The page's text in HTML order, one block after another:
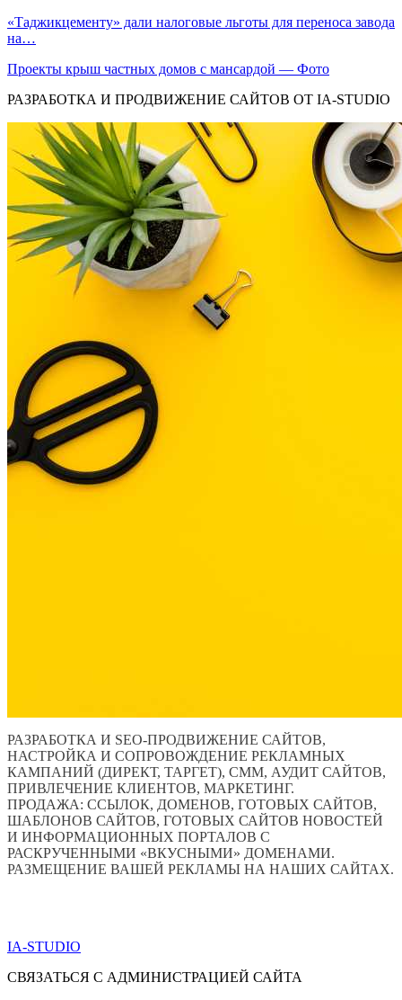
«Таджикцементу» дали налоговые льготы для переноса завода
на…
Проекты крыш частных домов с мансардой — Фото
РАЗРАБОТКА И ПРОДВИЖЕНИЕ САЙТОВ ОТ IA-STUDIO
РАЗРАБОТКА И SEO-ПРОДВИЖЕНИЕ САЙТОВ,
НАСТРОЙКА И СОПРОВОЖДЕНИЕ РЕКЛАМНЫХ
КАМПАНИЙ (ДИРЕКТ, ТАРГЕТ), СММ, АУДИТ САЙТОВ,
ПРИВЛЕЧЕНИЕ КЛИЕНТОВ, МАРКЕТИНГ.
ПРОДАЖА: ССЫЛОК, ДОМЕНОВ, ГОТОВЫХ САЙТОВ,
ШАБЛОНОВ САЙТОВ, ГОТОВЫХ САЙТОВ НОВОСТЕЙ
И ИНФОРМАЦИОННЫХ ПОРТАЛОВ С
РАСКРУЧЕННЫМИ «ВКУСНЫМИ» ДОМЕНАМИ.
РАЗМЕЩЕНИЕ ВАШЕЙ РЕКЛАМЫ НА НАШИХ САЙТАХ.
IA-STUDIO
СВЯЗАТЬСЯ С АДМИНИСТРАЦИЕЙ САЙТА